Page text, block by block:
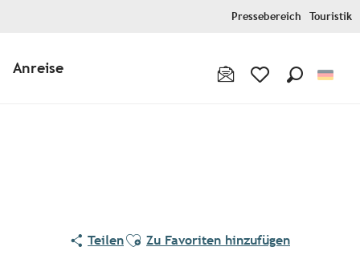
Pressebereich Touristik
Anreise
TeilenAjouter aux favoris
Zu Favoriten hinzufügen